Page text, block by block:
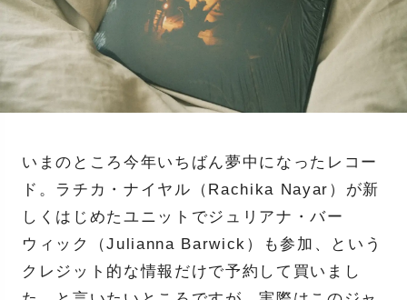
いまのところ今年いちばん夢中になったレコー
ド。ラチカ・ナイヤル（Rachika Nayar）が新
しくはじめたユニットでジュリアナ・バー
ウィック（Julianna Barwick）も参加、という
クレジット的な情報だけで予約して買いまし